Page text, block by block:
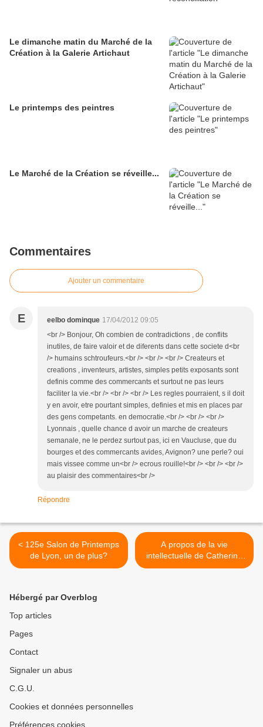
Le dimanche matin du Marché de la
Création à la Galerie Artichaut
Le printemps des peintres
Le Marché de la Création se réveille...
Commentaires
Ajouter un commentaire
E eelbo dominque 17/04/2012 09:05
<br /> Bonjour, Oh combien de contradictions , de conflits
inutiles, de faire valoir et de diferents dans cette societe d<br
/> humains schtroufeurs.<br /> <br /> <br /> Createurs et
creations , inventeurs, artistes, simples petits exposants sont
definis comme des commercants et surtout ne pas leurs
faciliter la vie.<br /> <br /> <br /> Les regles pourraient, s il doit
y en avoir, etre pourtant simples, definies et mis en places par
des gens competants. en democratie.<br /> <br /> <br />
Lyonnais , quelle chance d avoir un marche de createurs
semanale, ne le perdez surtout pas, ici en Vaucluse, que du
bourges et des commercants avides, Avignon? une perle? oui
mais vissee comme un<br /> ecrous rouille!<br /> <br /> <br />
au plaisir des commentaires<br />
Répondre
< 125e Salon de Printemps
de Lyon, un de plus?
A propos de la vie
intellectuelle de Catherine
M. >
Hébergé par Overblog
Top articles
Pages
Contact
Signaler un abus
C.G.U.
Cookies et données personnelles
Préférences cookies